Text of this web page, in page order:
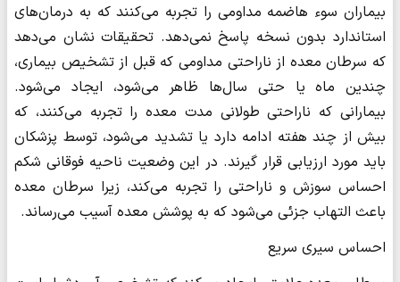
بیماران سوء هاضمه مداومی را تجربه می‌کنند که به درمان‌های
استاندارد بدون نسخه پاسخ نمی‌دهد. تحقیقات نشان می‌دهد
که سرطان معده از ناراحتی مداومی که قبل از تشخیص بیماری،
چندین ماه یا حتی سال‌ها ظاهر می‌شود، ایجاد می‌شود.
بیمارانی که ناراحتی طولانی مدت معده را تجربه می‌کنند، که
بیش از چند هفته ادامه دارد یا تشدید می‌شود، توسط پزشکان
باید مورد ارزیابی قرار گیرند. در این وضعیت ناحیه فوقانی شکم
احساس سوزش و ناراحتی را تجربه می‌کند، زیرا سرطان معده
باعث التهاب جزئی می‌شود که به پوشش معده آسیب می‌رساند.
احساس سیری سریع